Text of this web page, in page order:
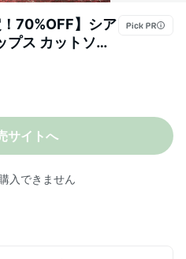
！70%OFF】シア
プス カットソー
シャツ シアー お
可愛い きれいめ
ジュアル 秋冬
サイトへ
入できません